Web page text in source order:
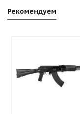
Рекомендуем